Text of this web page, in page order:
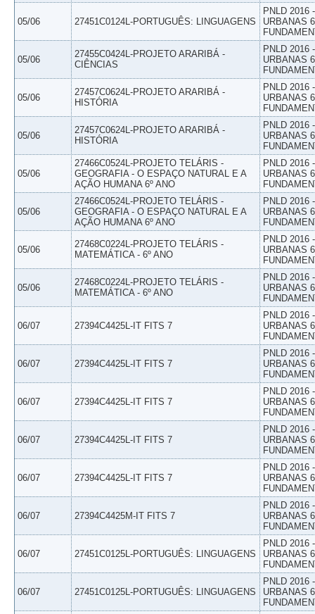
05/06 27451C0124L-PORTUGUÊS: LINGUAGENS
PNLD 2016
URBANAS
05/06
27455C0424L-PROJETO ARARIBÁ -
CIÊNCIAS
PNLD 2016
URBANAS
05/06
27457C0624L-PROJETO ARARIBÁ -
HISTÓRIA
PNLD 2016
URBANAS
05/06
27457C0624L-PROJETO ARARIBÁ -
HISTÓRIA
PNLD 2016
URBANAS
05/06
27466C0524L-PROJETO TELÁRIS -
GEOGRAFIA - O ESPAÇO NATURAL E A
AÇÃO HUMANA 6º ANO
PNLD 2016
URBANAS
05/06
27466C0524L-PROJETO TELÁRIS -
GEOGRAFIA - O ESPAÇO NATURAL E A
AÇÃO HUMANA 6º ANO
PNLD 2016
URBANAS
05/06
27468C0224L-PROJETO TELÁRIS -
MATEMÁTICA - 6º ANO
PNLD 2016
URBANAS
05/06
27468C0224L-PROJETO TELÁRIS -
MATEMÁTICA - 6º ANO
PNLD 2016
URBANAS
06/07 27394C4425L-IT FITS 7
PNLD 2016
URBANAS
06/07 27394C4425L-IT FITS 7
PNLD 2016
URBANAS
06/07 27394C4425L-IT FITS 7
PNLD 2016
URBANAS
06/07 27394C4425L-IT FITS 7
PNLD 2016
URBANAS
06/07 27394C4425L-IT FITS 7
PNLD 2016
URBANAS
06/07 27394C4425M-IT FITS 7
PNLD 2016
URBANAS
06/07 27451C0125L-PORTUGUÊS: LINGUAGENS
PNLD 2016
URBANAS
06/07 27451C0125L-PORTUGUÊS: LINGUAGENS
PNLD 2016
URBANAS